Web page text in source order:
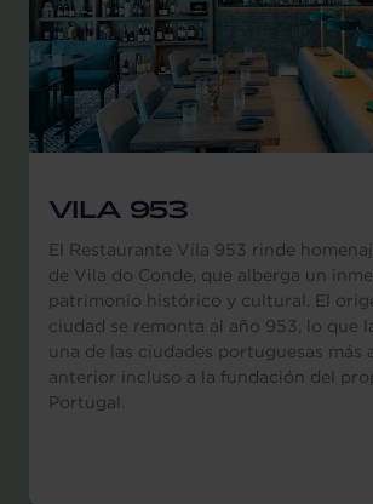
VILA 953
El Restaurante Vila 953 rinde
de Vila do Conde, que alberga un
patrimonio histórico y cultural. El
ciudad se remonta al año 953, lo que
una de las ciudades portuguesas más
anterior incluso a la fundación del
Portugal.